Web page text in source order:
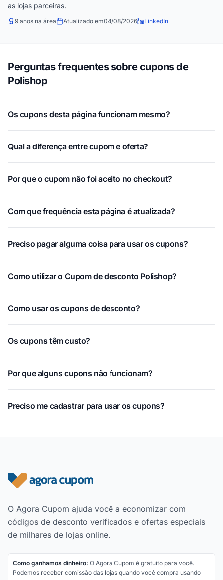
as lojas parceiras.
9 anos na área Atualizado em04/08/2026 LinkedIn
Perguntas frequentes sobre cupons de
Polishop
Os cupons desta página funcionam mesmo?
Qual a diferença entre cupom e oferta?
Por que o cupom não foi aceito no checkout?
Com que frequência esta página é atualizada?
Preciso pagar alguma coisa para usar os cupons?
Como utilizar o Cupom de desconto Polishop?
Como usar os cupons de desconto?
Os cupons têm custo?
Por que alguns cupons não funcionam?
Preciso me cadastrar para usar os cupons?
Rodapé do site
O Agora Cupom ajuda você a economizar com
códigos de desconto verificados e ofertas especiais
de milhares de lojas online.
Como ganhamos dinheiro: O Agora Cupom é gratuito para você.
Podemos receber comissão das lojas quando você compra usando